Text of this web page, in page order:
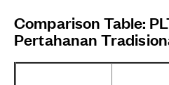
Comparison Table:
Pertahanan